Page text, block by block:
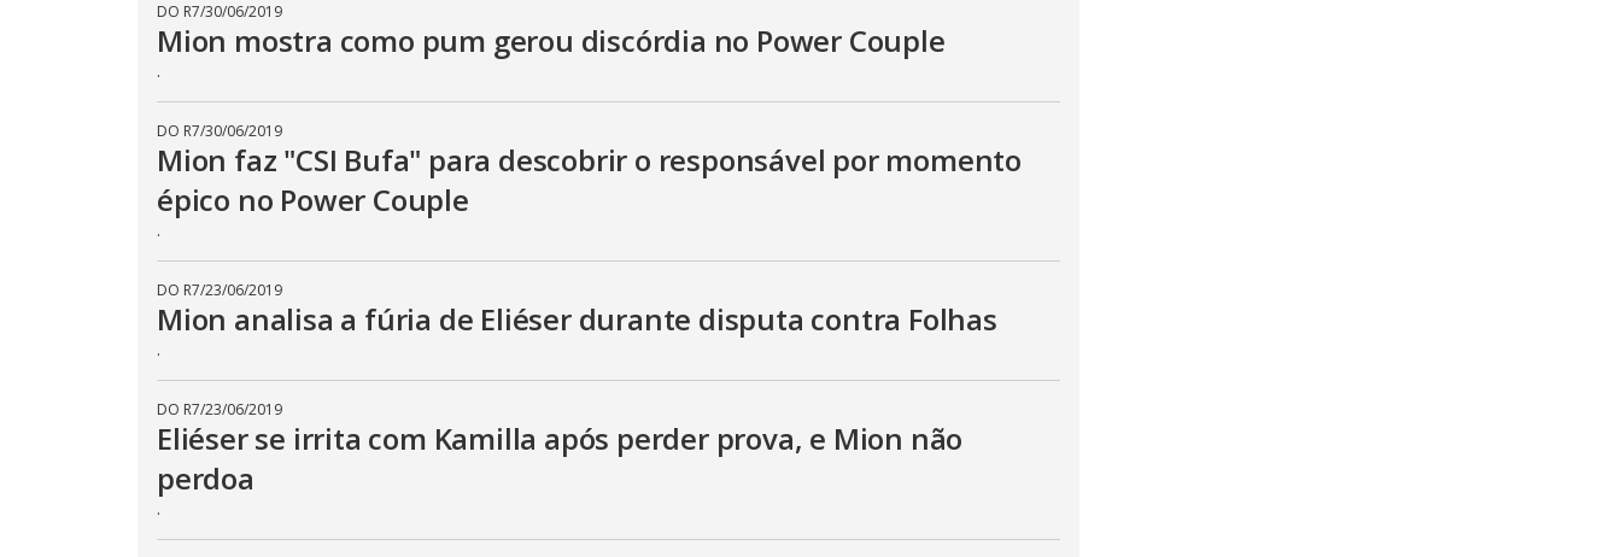
DO R7/30/06/2019
Mion mostra como pum gerou discórdia no Power Couple
.
DO R7/30/06/2019
Mion faz "CSI Bufa" para descobrir o responsável por momento
épico no Power Couple
.
DO R7/23/06/2019
Mion analisa a fúria de Eliéser durante disputa contra Folhas
.
DO R7/23/06/2019
Eliéser se irrita com Kamilla após perder prova, e Mion não
perdoa
.